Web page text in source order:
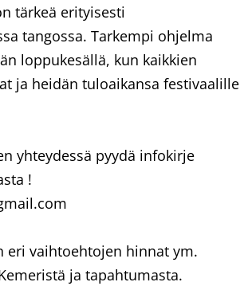
tärkeä erityisesti
tangossa. Tarkempi ohjelma
loppukesällä, kun kaikkien
ja heidän tuloaikansa festivaalille
yhteydessä pyydä infokirje
!
eri vaihtoehtojen hinnat ym.
ja tapahtumasta.